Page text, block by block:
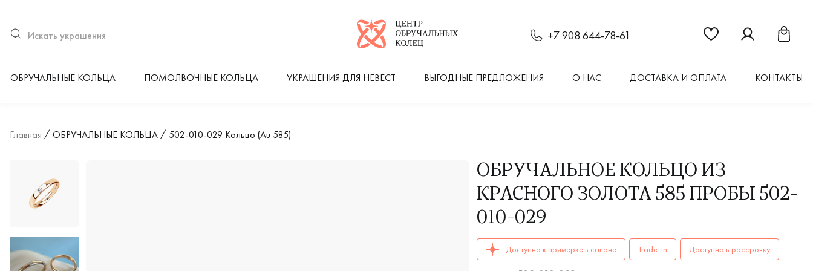
Логотип компании
+7 908 644-78-61 Ссылка на страницу
Ссылка наСсылка
ОБРУЧАЛЬНЫЕ КОЛЬЦА ПОМОЛВОЧНЫЕ КОЛЬЦА УКРАШЕНИЯ ДЛЯ НЕВЕСТ ВЫГОДНЫЕ ПРЕДЛОЖЕНИЯ О НАС ДОСТАВКА И ОПЛАТА КОНТАКТЫ
Главная ОБРУЧАЛЬНЫЕ КОЛЬЦА 502-010-029 Кольцо (Au 585)
ОБРУЧАЛЬНОЕ КОЛЬЦО ИЗ
КРАСНОГО ЗОЛОТА 585 ПРОБЫ 502-
010-029
ОБРУЧАЛЬНЫЕ КОЛЬЦА женские, мужские, парные 502-010-029 AU 585
Доступно к примерке в салоне Trade-in Доступно в рассрочку